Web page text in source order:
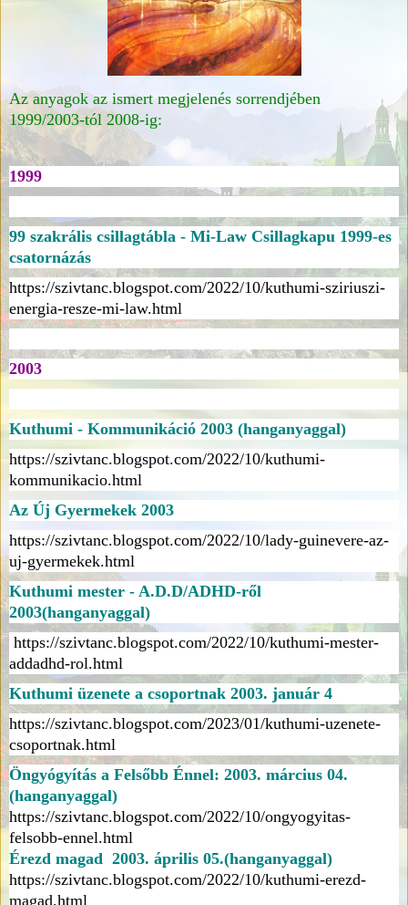
Az anyagok az ismert megjelenés sorrendjében
1999/2003-tól 2008-ig:
1999
99 szakrális csillagtábla - Mi-Law Csillagkapu 1999-es
csatornázás
https://szivtanc.blogspot.com/2022/10/kuthumi-sziriuszi-
energia-resze-mi-law.html
2003
Kuthumi - Kommunikáció 2003 (hanganyaggal)
https://szivtanc.blogspot.com/2022/10/kuthumi-
kommunikacio.html
Az Új Gyermekek 2003
https://szivtanc.blogspot.com/2022/10/lady-guinevere-az-
uj-gyermekek.html
Kuthumi mester - A.D.D/ADHD-ről
2003(hanganyaggal)
https://szivtanc.blogspot.com/2022/10/kuthumi-mester-
addadhd-rol.html
Kuthumi üzenete a csoportnak 2003. január 4
https://szivtanc.blogspot.com/2023/01/kuthumi-uzenete-
csoportnak.html
Öngyógyítás a Felsőbb Énnel: 2003. március 04.
(hanganyaggal)
https://szivtanc.blogspot.com/2022/10/ongyogyitas-
felsobb-ennel.html
Érezd magad 2003. április 05.(hanganyaggal)
https://szivtanc.blogspot.com/2022/10/kuthumi-erezd-
magad.html